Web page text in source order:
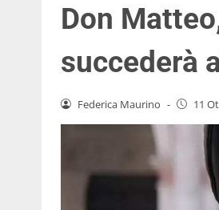
Don
succederà
Federica Maurino - 11